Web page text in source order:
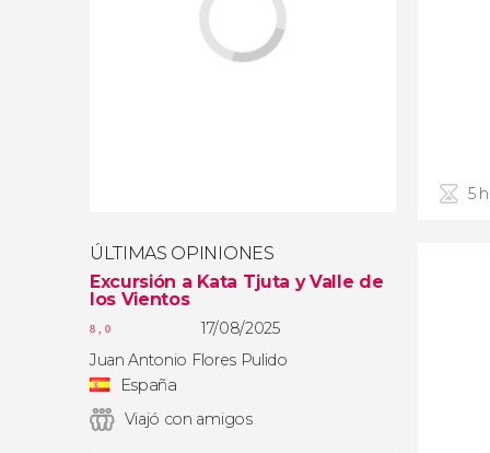
ÚLTIMAS OPINIONES
Excursión a Kata Tjuta y Valle de
los Vientos
8,0
17/08/2025
Juan Antonio Flores Pulido
España
Viajó con amigos
5